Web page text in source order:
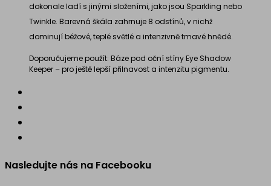
dokonale ladí s jinými složeními, jako jsou Sparkling nebo
Twinkle. Barevná škála zahrnuje 8 odstínů, v nichž
dominují béžové, teplé světlé a intenzivně tmavé hnědé.
Doporučujeme použít: Báze pod oční stíny Eye Shadow
Keeper – pro ještě lepší přilnavost a intenzitu pigmentu.
Nasledujte nás na Facebooku